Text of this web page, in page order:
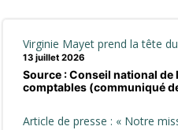
Virginie Mayet prend la tête
13 juillet 2026
Source : Conseil national de
comptables (communiqué
Article de presse : « Notre